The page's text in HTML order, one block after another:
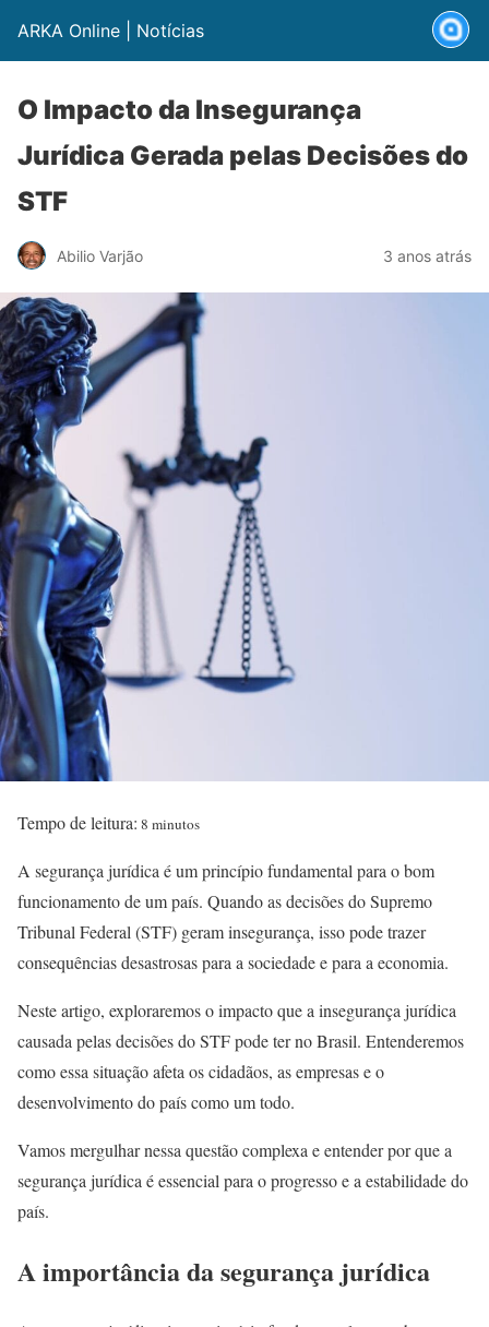
ARKA Online | Notícias
O Impacto da Insegurança
Jurídica Gerada pelas Decisões do
STF
Abilio Varjão 3 anos atrás
Tempo de leitura: 8 minutos
A segurança jurídica é um princípio fundamental para o bom
funcionamento de um país. Quando as decisões do Supremo
Tribunal Federal (STF) geram insegurança, isso pode trazer
consequências desastrosas para a sociedade e para a economia.
Neste artigo, exploraremos o impacto que a insegurança jurídica
causada pelas decisões do STF pode ter no Brasil. Entenderemos
como essa situação afeta os cidadãos, as empresas e o
desenvolvimento do país como um todo.
Vamos mergulhar nessa questão complexa e entender por que a
segurança jurídica é essencial para o progresso e a estabilidade do
país.
A importância da segurança jurídica